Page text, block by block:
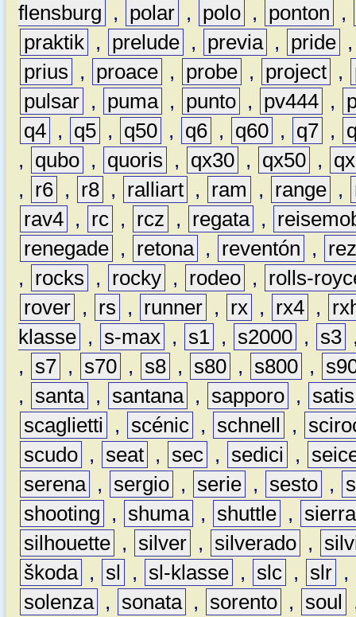
flensburg
, polar , polo , ponton
,
praktik , prelude , previa , pride
prius
, proace , probe , project ,
pulsar , puma , punto , pv444 ,
q4 , q5 , q50 , q6 , q60 , q7 ,
,
qubo , quoris , qx30 , qx50 ,
,
r6 , r8 , ralliart , ram , range ,
rav4 , rc , rcz , regata ,
renegade , retona , reventón ,
,
rocks , rocky , rodeo ,
rolls-
rover , rs , runner , rx , rx4 ,
klasse , s-max , s1 , s2000 , s3
,
s7 , s70 , s8 , s80 , s800 ,
,
santa , santana , sapporo ,
satis
scaglietti
, scénic , schnell ,
scudo , seat , sec , sedici ,
serena , sergio , serie , sesto ,
shooting
, shuma , shuttle ,
sierra
silhouette , silver , silverado ,
škoda , sl , sl-klasse , slc , slr ,
solenza , sonata , sorento , soul